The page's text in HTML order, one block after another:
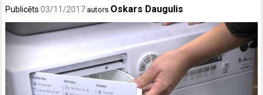
Publicēts03/11/2017 autors Oskars Daugulis